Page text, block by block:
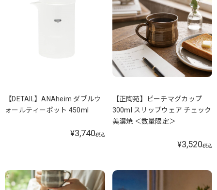
【DETAIL】ANAheim ダブルウ
ォールティーポット 450ml
¥3,740税込
【正陶苑】ピーチマグカップ
300ml スリップウェア チェック
美濃焼 ＜数量限定＞
¥3,520税込